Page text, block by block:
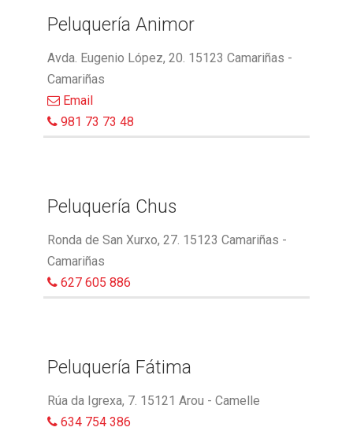
Peluquería Animor
Avda. Eugenio López, 20. 15123 Camariñas -
Camariñas
Email
981 73 73 48
Peluquería Chus
Ronda de San Xurxo, 27. 15123 Camariñas -
Camariñas
627 605 886
Peluquería Fátima
Rúa da Igrexa, 7. 15121 Arou - Camelle
634 754 386